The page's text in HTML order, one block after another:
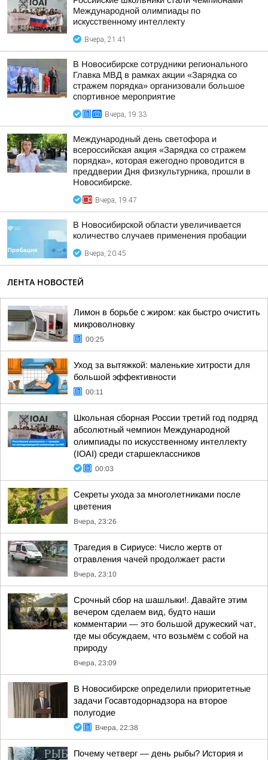
Международной олимпиады по
искусственному интеллекту
Вчера, 21:41
В Новосибирске сотрудники регионального
Главка МВД в рамках акции «Зарядка со
стражем порядка» организовали большое
спортивное мероприятие
Вчера, 19:33
Международный день светофора и
всероссийская акция «Зарядка со стражем
порядка», которая ежегодно проводится в
преддверии Дня физкультурника, прошли в
Новосибирске.
Вчера, 19:47
В Новосибирской области увеличивается
количество случаев применения пробации
Вчера, 20:45
ЛЕНТА НОВОСТЕЙ
Лимон в борьбе с жиром: как быстро очистить
микроволновку
00:25
Уход за вытяжкой: маленькие хитрости для
большой эффективности
00:11
Школьная сборная России третий год подряд
абсолютный чемпион Международной
олимпиады по искусственному интеллекту
(IOAI) среди старшеклассников
00:03
Секреты ухода за многолетниками после
цветения
Вчера, 23:26
Трагедия в Сириусе: Число жертв от
отравления чачей продолжает расти
Вчера, 23:10
Срочный сбор на шашлыки!. Давайте этим
вечером сделаем вид, будто наши
комментарии — это большой дружеский чат,
где мы обсуждаем, что возьмём с собой на
природу
Вчера, 23:09
В Новосибирске определили приоритетные
задачи Госавтодорнадзора на второе
полугодие
Вчера, 22:38
Почему четверг — день рыбы? История и